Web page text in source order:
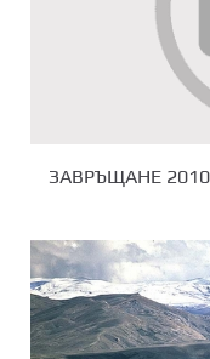
ЗАВРЪЩАНЕ 2010